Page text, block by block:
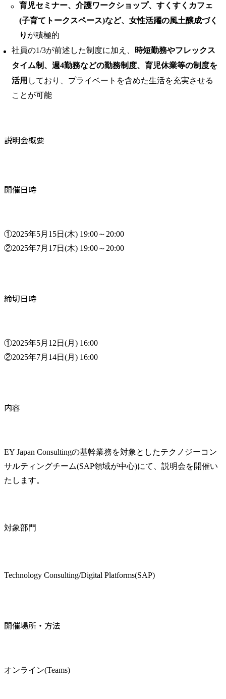
育児セミナー、介護ワークショップ、すくすくカフェ
(子育てトークスペース)など、女性活躍の風土醸成づく
り が積極的
社員の1/3が前述した制度に加え、
時短勤務やフレックス
タイム制、週4勤務などの勤務制度、育児休業等の制度を
活用 しており、プライベートを含めた生活を充実させる
ことが可能
説明会概要
開催日時
①2025年5月15日(木) 19:00～20:00
②2025年7月17日(木) 19:00～20:00
締切日時
①2025年5月12日(月) 16:00
②2025年7月14日(月) 16:00
内容
EY Japan Consultingの基幹業務を対象としたテクノジーコン
サルティングチーム(SAP領域が中心)にて、説明会を開催い
たします。
対象部門
Technology Consulting/Digital Platforms(SAP)
開催場所・方法
オンライン(Teams)